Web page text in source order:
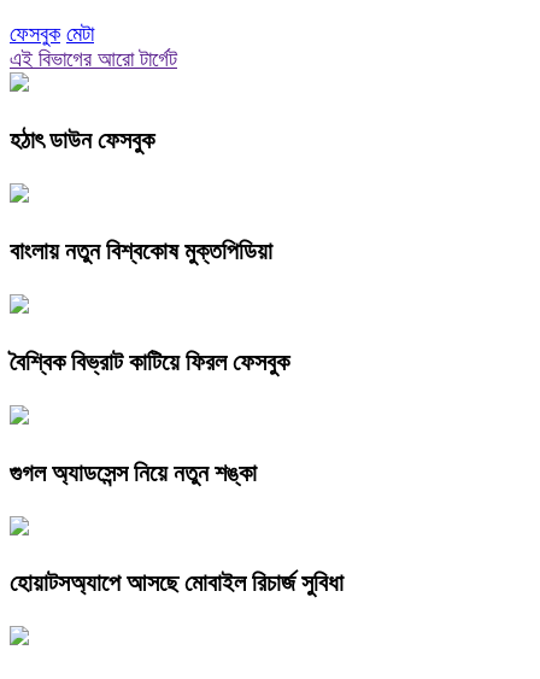
ফেসবুক মেটা
এই বিভাগের আরো টার্গেট
হঠাৎ ডাউন ফেসবুক
বাংলায় নতুন বিশ্বকোষ মুক্তপিডিয়া
বৈশ্বিক বিভ্রাট কাটিয়ে ফিরল ফেসবুক
গুগল অ্যাডসেন্স নিয়ে নতুন শঙ্কা
হোয়াটসঅ্যাপে আসছে মোবাইল রিচার্জ সুবিধা